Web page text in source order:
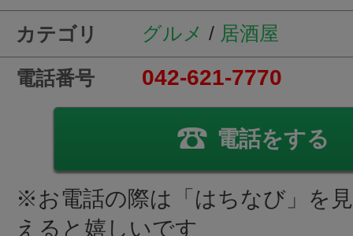
カテゴリ グルメ / 居酒屋
電話番号 042-621-7770
電話をする
※お電話の際は「はちなび」を
えると嬉しいです